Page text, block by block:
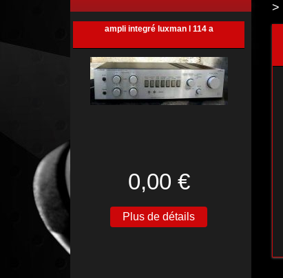
ampli integré luxman l 114 a
0,00 €
Plus de détails
>